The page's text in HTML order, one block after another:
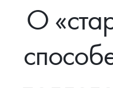
Инвестиционные монеты
Монеты Россия и СССР
Памятные и старинные монеты
Как сделать заказ
Доставка
О